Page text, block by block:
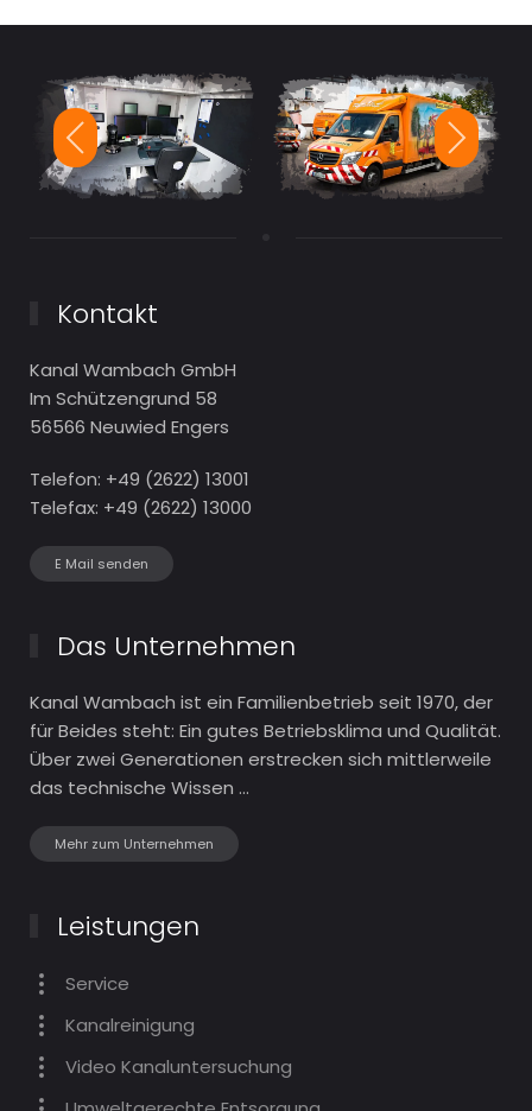
Kontakt
Kanal Wambach GmbH
Im Schützengrund 58
56566 Neuwied Engers
Telefon: +49 (2622) 13001
Telefax: +49 (2622) 13000
E Mail senden
Das Unternehmen
Kanal Wambach ist ein Familien­betrieb seit 1970, der
für Beides steht: Ein gutes Betriebs­klima und Qualität.
Über zwei Generationen erstrecken sich mittlerweile
das technische Wissen ...
Mehr zum Unternehmen
Leistungen
Service
Kanalreinigung
Video Kanaluntersuchung